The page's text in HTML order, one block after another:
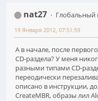
nat27
Глобальный
19 Января 2012, 07:51:59
А в начале, после
CD-раздела? У меня
разными типами CD-
переодически
описано в инструкции,
CreateMBR, образы лил